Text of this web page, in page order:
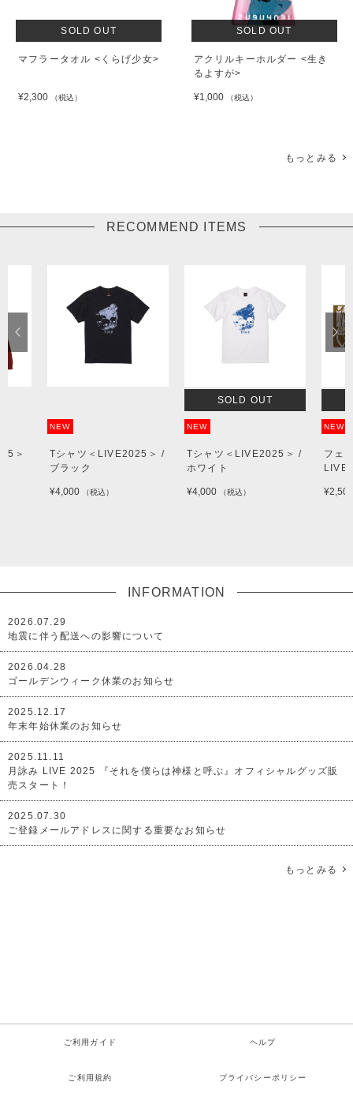
SOLD OUT
マフラータオル <くらげ少女>
¥2,300 （税込）
SOLD OUT
アクリルキーホルダー <生き
るよすが>
¥1,000 （税込）
もっとみる
RECOMMEND ITEMS
＞ /
Tシャツ＜LIVE2025＞ /
ホワイト
¥4,000
SOLD OUT
フェイスタオル＜
LIVE2025＞
¥2,500
INFORMATION
2026.07.29
地震に伴う配送への影響について
2026.04.28
ゴールデンウィーク休業のお知らせ
2025.12.17
年末年始休業のお知らせ
2025.11.11
月詠み LIVE 2025 『それを僕らは神様と呼ぶ』オフィシャルグッズ販
売スタート！
2025.07.30
ご登録メールアドレスに関する重要なお知らせ
もっとみる
ご利用ガイド ヘルプ
ご利用規約 プライバシーポリシー